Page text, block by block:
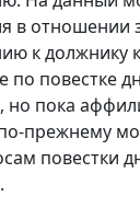
в отношении
к должнику
по повестке
но пока
прежнему
повестки